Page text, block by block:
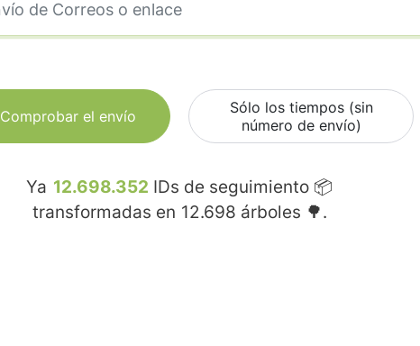
Comprobar el envío
Sólo los tiempos (sin
número de envío)
Ya 12.698.352 IDs de seguimiento 📦
transformadas en 12.698 árboles 🌳.